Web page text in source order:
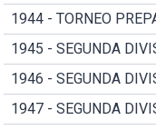
1944 - TORNEO
1945 - SEGUNDA
1946 - SEGUNDA
1947 - SEGUNDA